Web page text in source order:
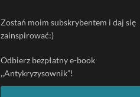
Zostań moim subskrybentem i daj się
zainspirować:)
Odbierz bezpłatny e-book
,,Antykryzysownik”!